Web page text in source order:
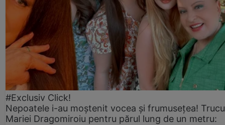
#Exclusiv Click!
Nepoatele i-au moștenit vocea și frumusețea!
Mariei Dragomiroiu pentru părul lung de un metru: